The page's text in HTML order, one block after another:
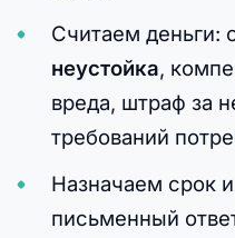
Считаем деньги:
неустойка,
вреда, штраф за
требований
Назначаем срок
письменный